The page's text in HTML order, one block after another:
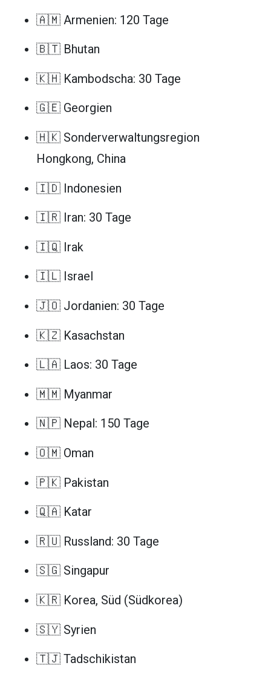
🇦🇲 Armenien: 120 Tage
🇧🇹 Bhutan
🇰🇭 Kambodscha: 30 Tage
🇬🇪 Georgien
🇭🇰 Sonderverwaltungsregion
Hongkong, China
🇮🇩 Indonesien
🇮🇷 Iran: 30 Tage
🇮🇶 Irak
🇮🇱 Israel
🇯🇴 Jordanien: 30 Tage
🇰🇿 Kasachstan
🇱🇦 Laos: 30 Tage
🇲🇲 Myanmar
🇳🇵 Nepal: 150 Tage
🇴🇲 Oman
🇵🇰 Pakistan
🇶🇦 Katar
🇷🇺 Russland: 30 Tage
🇸🇬 Singapur
🇰🇷 Korea, Süd (Südkorea)
🇸🇾 Syrien
🇹🇯 Tadschikistan